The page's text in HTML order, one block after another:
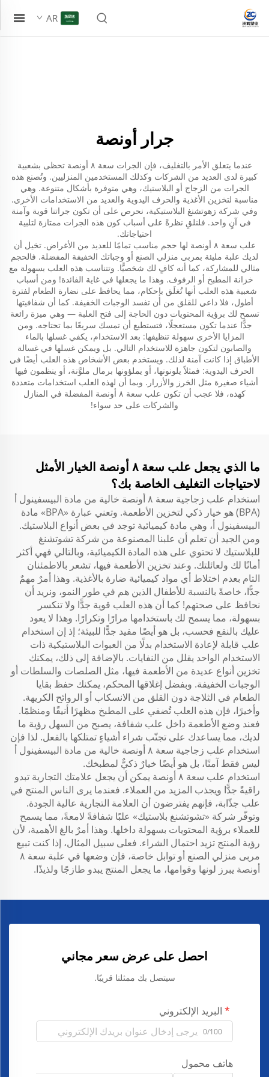
AR
جرار أونصة
عندما يتعلق الأمر بالتغليف، فإن الجرات سعة ٨ أونصة تحظى بشعبية
كبيرة لدى العديد من الشركات وكذلك المستخدمين المنزليين. وتُصنع هذه
الجرات من الزجاج أو البلاستيك، وهي متوفرة بأشكال متنوعة. وهي
مناسبة لتخزين الأغذية والحرف اليدوية والعديد من الاستخدامات الأخرى.
وفي شركة زهوتشنغ البلاستيكية، نحرص على أن تكون جراتنا قوية وآمنة
في آنٍ واحد. فلنلقِ نظرةً على أسباب كون هذه الجرات ممتازة لتلبية
احتياجاتك.
علب سعة ٨ أونصة لها حجم مناسب تمامًا للعديد من الأغراض. تخيل أن
لديك علبة مليئة بمربى منزلي الصنع أو وجباتك الخفيفة المفضلة. فالحجم
مثالي للمشاركة، كما أنه كافٍ لك شخصيًّا. وتتناسب هذه العلب بسهولة مع
خزانة المطبخ أو الرفوف. وهذا ما يجعلها في غاية الفائدة! ومن أسباب
شعبية هذه العلب أنها تُغلَق بإحكام، مما يحافظ على نضارة الطعام لفترة
أطول، فلا داعي للقلق من أن تفسد الوجبات الخفيفة. كما أن شفافيتها
تسمح لك برؤية المحتويات دون الحاجة إلى فتح العلبة — وهي ميزة رائعة
جدًّا عندما تكون مستعجلًا، فتستطيع أن تمسك سريعًا بما تحتاجه. ومن
المزايا الأخرى سهولة تنظيفها: بعد الاستخدام، يكفي غسلها بالماء
والصابون لتكون جاهزة للاستخدام التالي. بل ويمكن غسلها في غسالة
الأطباق إذا كانت آمنة لذلك. ويستخدم بعض الأشخاص هذه العلب أيضًا في
الحرف اليدوية: فمثلاً يلونونها، أو يملؤونها برمال ملوَّنة، أو ينظمون فيها
أشياء صغيرة مثل الخرز والأزرار. وبما أن لهذه العلب استخدامات متعددة
كهذه، فلا عجب أن تكون علب سعة ٨ أونصة المفضلة في المنازل
والشركات على حد سواء!
ما الذي يجعل علب سعة ٨ أونصة الخيار الأمثل
لاحتياجات التغليف الخاصة بك؟
استخدام علب زجاجية سعة ٨ أونصة خالية من مادة البيسفينول أ
(BPA) هو خيار ذكي لتخزين الأطعمة. وتعني عبارة «BPA» مادة
البيسفينول أ، وهي مادة كيميائية توجد في بعض أنواع البلاستيك.
ومن الجيد أن تعلم أن علبنا المصنوعة من شركة تشوتشنغ
للبلاستيك لا تحتوي على هذه المادة الكيميائية، وبالتالي فهي أكثر
أمانًا لك ولعائلتك. وعند تخزين الأطعمة فيها، تشعر بالاطمئنان
التام بعدم اختلاط أي مواد كيميائية ضارة بالأغذية. وهذا أمرٌ مهمٌ
جدًّا، خاصةً بالنسبة للأطفال الذين هم في طور النمو، ونريد أن
نحافظ على صحتهم! كما أن هذه العلب قوية جدًّا ولا تنكسر
بسهولة، مما يسمح لك باستخدامها مرارًا وتكرارًا. وهذا لا يعود
عليك بالنفع فحسب، بل هو أيضًا مفيد جدًّا للبيئة؛ إذ إن استخدام
علب قابلة لإعادة الاستخدام بدلًا من العبوات البلاستيكية ذات
الاستخدام الواحد يقلل من النفايات. بالإضافة إلى ذلك، يمكنك
تخزين أنواع عديدة من الأطعمة فيها، مثل الصلصات والسلطات أو
الوجبات الخفيفة. وبفضل إغلاقها المحكم، يمكنك حفظ بقايا
الطعام في الثلاجة دون القلق من الانسكاب أو الروائح الكريهة.
وأخيرًا، فإن هذه العلب تُضفي على المطبخ مظهرًا أنيقًا ومنظمًا.
فعند وضع الأطعمة داخل علب شفافة، يصبح من السهل رؤية ما
لديك، مما يساعدك على تجنّب شراء أشياءٍ تمتلكها بالفعل. لذا فإن
استخدام علب زجاجية سعة ٨ أونصة خالية من مادة البيسفينول أ
ليس فقط آمنًا، بل هو أيضًا خيارٌ ذكيٌّ لمطبخك.
استخدام علب سعة ٨ أونصة يمكن أن يجعل علامتك التجارية تبدو
راقيةً جدًّا ويجذب المزيد من العملاء. فعندما يرى الناس المنتج في
علب جذّابة، فإنهم يفترضون أن العلامة التجارية عالية الجودة.
وتوفّر شركة «تشوتشنغ بلاستيك» علبًا شفافةً لامعةً، مما يسمح
للعملاء برؤية المحتويات بسهولة داخلها. وهذا أمرٌ بالغ الأهمية، لأن
رؤية المنتج تزيد احتمال الشراء. فعلى سبيل المثال، إذا كنت تبيع
مربى منزلي الصنع أو توابل خاصة، فإن وضعها في علبة سعة ٨
أونصة يبرز لونها وقوامها، ما يجعل المنتج يبدو طازجًا ولذيذًا.
احصل على عرض سعر مجاني
سيتصل بك ممثلنا قريبًا.
البريد الإلكتروني
0/100
هاتف محمول